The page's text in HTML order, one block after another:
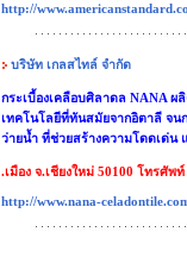
http://
บริษัท เกลสไทล์ จำกัด
กระเบื้องเคลือบศิลาดล NANA ผ
เทคโนโลยีที่ทันสมัยจากอิตาลี จ
ว่ายน้ำ ที่ช่วยสร้างความโดดเด่น
.เมือง จ.เชียงใหม่ 50100 โทรศัพ
http://www.nana-